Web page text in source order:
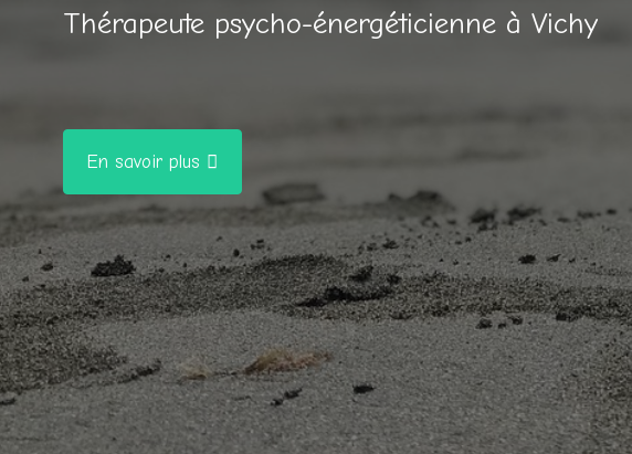
Thérapeute psycho-énergéticienne à Vichy
En savoir plus